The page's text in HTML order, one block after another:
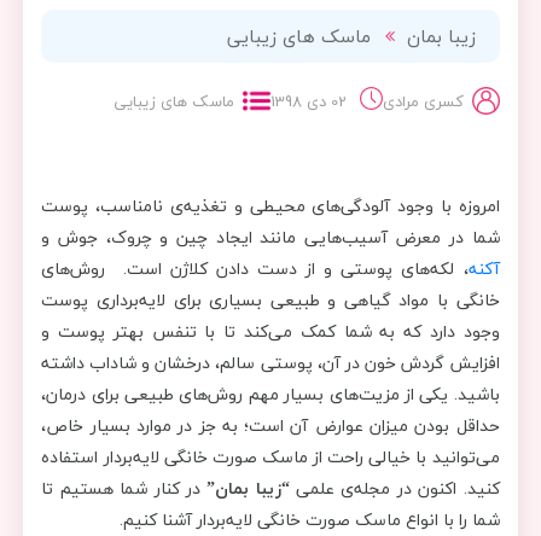
زیبا بمان ماسک های زیبایی
کسری مرادی 02 دی 1398 ماسک های زیبایی
امروزه با وجود آلودگی‌های محیطی و تغذیه‌ی نامناسب، پوست
شما در معرض آسیب‌هایی مانند ایجاد چین و چروک، جوش و
آکنه، لکه‌های پوستی و از دست دادن کلاژن است. روش‌های
خانگی با مواد گیاهی و طبیعی بسیاری برای لایه‌برداری پوست
وجود دارد که به شما کمک می‌کند تا با تنفس بهتر پوست و
افزایش گردش خون در آن، پوستی سالم، درخشان و شاداب داشته
باشید. یکی از مزیت‌های بسیار مهم روش‌های طبیعی برای درمان،
حداقل بودن میزان عوارض آن است؛ به جز در موارد بسیار خاص،
می‌توانید با خیالی راحت از ماسک صورت خانگی لایه‌بردار استفاده
کنید. اکنون در مجله‌ی علمی“زیبا بمان”در کنار شما هستیم تا
شما را با انواع ماسک صورت خانگی لایه‌بردار آشنا کنیم.